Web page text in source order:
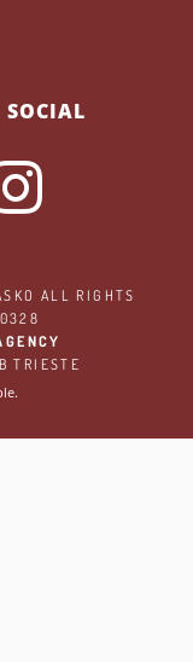
ALL RIGHTS
TRIESTE